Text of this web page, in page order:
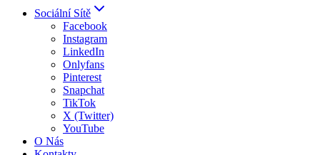
Sociální Sítě
Facebook
Instagram
LinkedIn
Onlyfans
Pinterest
Snapchat
TikTok
X (Twitter)
YouTube
O Nás